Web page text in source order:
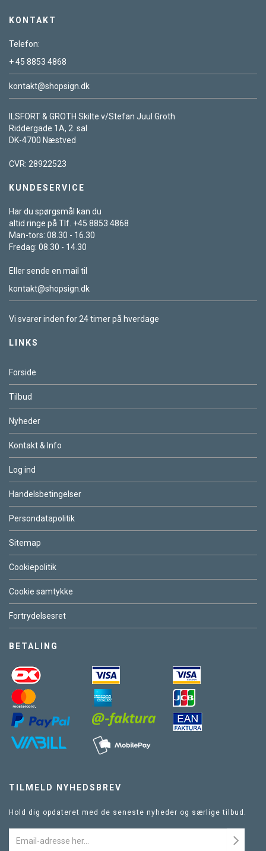
KONTAKT
Telefon:
+ 45 8853 4868
kontakt@shopsign.dk
ILSFORT & GROTH Skilte v/Stefan Juul Groth
Riddergade 1A, 2. sal
DK-4700 Næstved
CVR: 28922523
KUNDESERVICE
Har du spørgsmål kan du
altid ringe på Tlf. +45 8853 4868
Man-tors: 08.30 - 16.30
Fredag: 08.30 - 14.30
Eller sende en mail til
kontakt@shopsign.dk
Vi svarer inden for 24 timer på hverdage
LINKS
Forside
Tilbud
Nyheder
Kontakt & Info
Log ind
Handelsbetingelser
Persondatapolitik
Sitemap
Cookiepolitik
Cookie samtykke
Fortrydelsesret
BETALING
TILMELD NYHEDSBREV
Hold dig opdateret med de seneste nyheder og særlige tilbud.